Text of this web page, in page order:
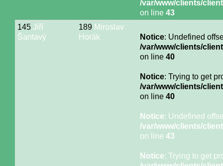
/var/www/clients/
on line 43
145 Jiří
Šantavý
189 Miroslav
Horák
Notice: Undefined
/var/www/clients/
on line 40
Notice: Trying to get
/var/www/clients/
on line 40
Notice: Undefined
/var/www/clients/
on line 43
Notice: Trying to get